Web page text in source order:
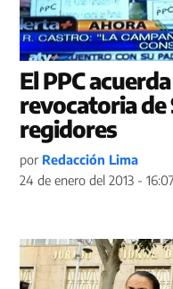
El PPC
revocatoria de
regidores
por Redacción Lima
24 de enero del 2013 -